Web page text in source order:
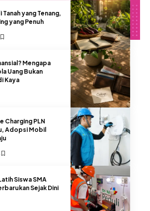
Tanah yang Tenang,
yang Penuh
Mengapa
Uang Bukan
Kaya
Charging PLN
Adopsi Mobil
Siswa SMA
Sejak Dini